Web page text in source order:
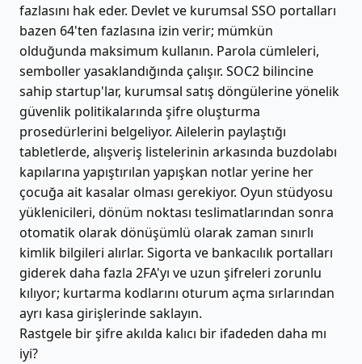
fazlasını hak eder. Devlet ve kurumsal SSO portalları
bazen 64'ten fazlasına izin verir; mümkün
olduğunda maksimum kullanın. Parola cümleleri,
semboller yasaklandığında çalışır. SOC2 bilincine
sahip startup'lar, kurumsal satış döngülerine yönelik
güvenlik politikalarında şifre oluşturma
prosedürlerini belgeliyor. Ailelerin paylaştığı
tabletlerde, alışveriş listelerinin arkasında buzdolabı
kapılarına yapıştırılan yapışkan notlar yerine her
çocuğa ait kasalar olması gerekiyor. Oyun stüdyosu
yüklenicileri, dönüm noktası teslimatlarından sonra
otomatik olarak dönüşümlü olarak zaman sınırlı
kimlik bilgileri alırlar. Sigorta ve bankacılık portalları
giderek daha fazla 2FA'yı ve uzun şifreleri zorunlu
kılıyor; kurtarma kodlarını oturum açma sırlarından
ayrı kasa girişlerinde saklayın.
Rastgele bir şifre akılda kalıcı bir ifadeden daha mı
iyi?